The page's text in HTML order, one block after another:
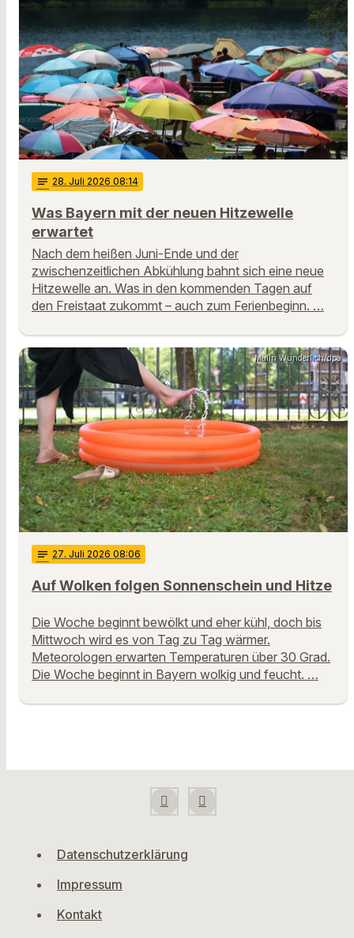
notes 28. Juli 2026 08:14
Was Bayern mit der neuen Hitzewelle
erwartet
Nach dem heißen Juni-Ende und der
zwischenzeitlichen Abkühlung bahnt sich eine neue
Hitzewelle an. Was in den kommenden Tagen auf
den Freistaat zukommt – auch zum Ferienbeginn. …
Malin Wunderlich/dpa
notes 27. Juli 2026 08:06
Auf Wolken folgen Sonnenschein und Hitze
Die Woche beginnt bewölkt und eher kühl, doch bis
Mittwoch wird es von Tag zu Tag wärmer.
Meteorologen erwarten Temperaturen über 30 Grad.
Die Woche beginnt in Bayern wolkig und feucht. …
Datenschutzerklärung
Impressum
Kontakt